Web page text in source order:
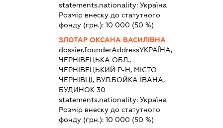
statements.nationality:Україна
Розмір внеску до статутного
фонду (грн.):10 000 (50 %)
ЗЛОТАР ОКСАНА ВАСИЛІВНА
dossier.founderAddressУКРАЇНА,
ЧЕРНІВЕЦЬКА ОБЛ.,
ЧЕРНІВЕЦЬКИЙ Р-Н, МІСТО
ЧЕРНІВЦІ, ВУЛ.БОЙКА ІВАНА,
БУДИНОК 30
statements.nationality:Україна
Розмір внеску до статутного
фонду (грн.):10 000 (50 %)